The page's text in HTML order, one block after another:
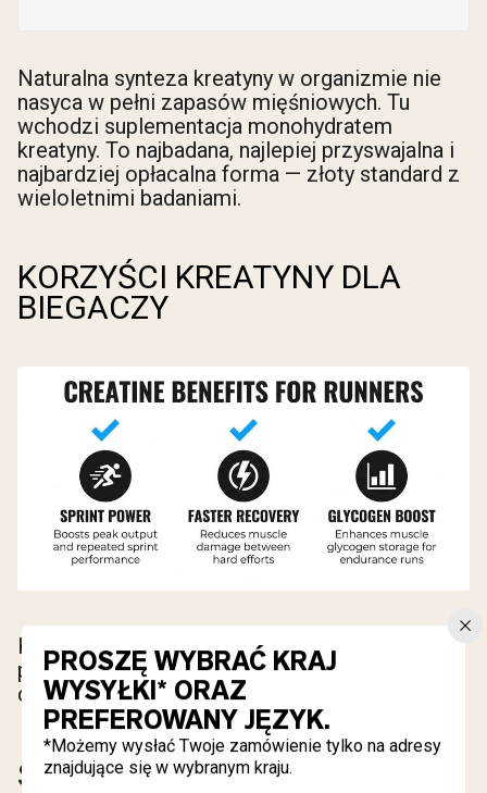
Naturalna synteza kreatyny w organizmie nie
nasyca w pełni zapasów mięśniowych. Tu
wchodzi suplementacja monohydratem
kreatyny. To najbadana, najlepiej przyswajalna i
najbardziej opłacalna forma — złoty standard z
wieloletnimi badaniami.
KORZYŚCI KREATYNY DLA
BIEGACZY
Korzyści kreatyny dla biegaczy wykraczają
poza oczywiste zastosowanie w sprincie. Oto
co faktycznie potwierdzają dowody.
SPRINT I WYSOKA
PROSZĘ WYBRAĆ KRAJ
WYSYŁKI* ORAZ
PREFEROWANY JĘZYK.
*Możemy wysłać Twoje zamówienie tylko na adresy
znajdujące się w wybranym kraju.